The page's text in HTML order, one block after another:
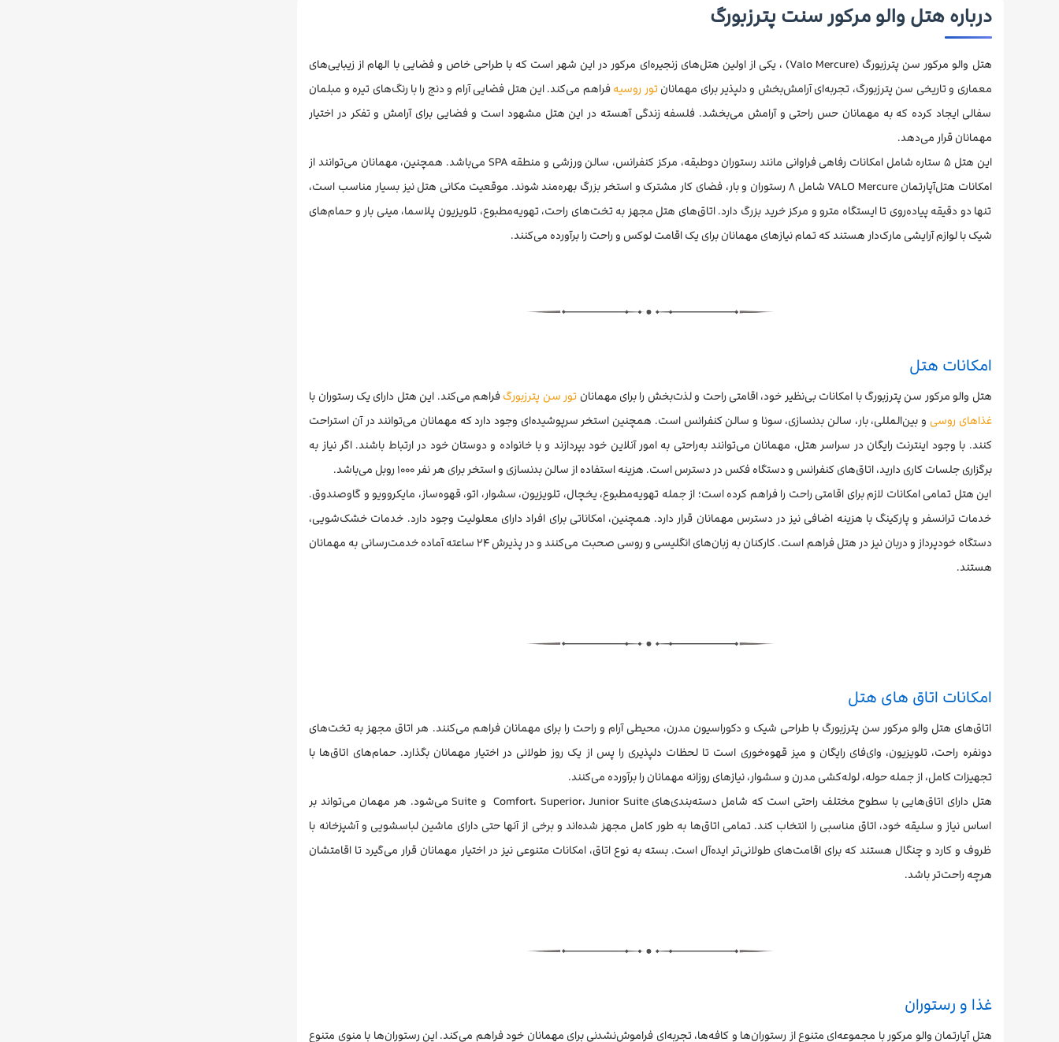
درباره هتل والو مرکور سنت پترزبورگ
هتل والو مرکور سن پترزبورگ (Valo Mercure) ، یکی از اولین هتل‌های زنجیره‌ای مرکور در این شهر است که با طراحی خاص و فضایی با الهام از زیبایی‌های
معماری و تاریخی سن پترزبورگ، تجربه‌ای آرامش‌بخش و دلپذیر برای مهمانان تور روسیهفراهم می‌کند. این هتل فضایی آرام و دنج را با رنگ‌های تیره و مبلمان
سفالی ایجاد کرده که به مهمانان حس راحتی و آرامش می‌بخشد. فلسفه زندگی آهسته در این هتل مشهود است و فضایی برای آرامش و تفکر در اختیار
مهمانان قرار می‌دهد.
این هتل ۵ ستاره شامل امکانات رفاهی فراوانی مانند رستوران دوطبقه، مرکز کنفرانس، سالن ورزشی و منطقه SPA می‌باشد. همچنین، مهمانان می‌توانند از
امکانات هتل‌آپارتمان VALO Mercure شامل ۸ رستوران و بار، فضای کار مشترک و استخر بزرگ بهره‌مند شوند. موقعیت مکانی هتل نیز بسیار مناسب است،
تنها دو دقیقه پیاده‌روی تا ایستگاه مترو و مرکز خرید بزرگ دارد. اتاق‌های هتل مجهز به تخت‌های راحت، تهویه‌مطبوع، تلویزیون پلاسما، مینی بار و حمام‌های
شیک با لوازم آرایشی مارک‌دار هستند که تمام نیازهای مهمانان برای یک اقامت لوکس و راحت را برآورده می‌کنند.
امکانات هتل
هتل والو مرکور سن پترزبورگ با امکانات بی‌نظیر خود، اقامتی راحت و لذت‌بخش را برای مهمانان تور سن پترزبورگفراهم می‌کند. این هتل دارای یک رستوران با
غذاهای روسی و بین‌المللی، بار، سالن بدنسازی، سونا و سالن کنفرانس است. همچنین استخر سرپوشیده‌ای وجود دارد که مهمانان می‌توانند در آن استراحت
کنند. با وجود اینترنت رایگان در سراسر هتل، مهمانان می‌توانند به‌راحتی به امور آنلاین خود بپردازند و با خانواده و دوستان خود در ارتباط باشند. اگر نیاز به
برگزاری جلسات کاری دارید، اتاق‌های کنفرانس و دستگاه فکس در دسترس است. هزینه استفاده از سالن بدنسازی و استخر برای هر نفر ۱۰۰۰ روبل می‌باشد.
این هتل تمامی امکانات لازم برای اقامتی راحت را فراهم کرده است؛ از جمله تهویه‌مطبوع، یخچال، تلویزیون، سشوار، اتو، قهوه‌ساز، مایکروویو و گاوصندوق.
خدمات ترانسفر و پارکینگ با هزینه اضافی نیز در دسترس مهمانان قرار دارد. همچنین، امکاناتی برای افراد دارای معلولیت وجود دارد. خدمات خشک‌شویی،
دستگاه خودپرداز و دربان نیز در هتل فراهم است. کارکنان به زبان‌های انگلیسی و روسی صحبت می‌کنند و در پذیرش ۲۴ ساعته آماده خدمت‌رسانی به مهمانان
هستند.
امکانات اتاق های هتل
اتاق‌های هتل والو مرکور سن پترزبورگ با طراحی شیک و دکوراسیون مدرن، محیطی آرام و راحت را برای مهمانان فراهم می‌کنند. هر اتاق مجهز به تخت‌های
دونفره راحت، تلویزیون، وای‌فای رایگان و میز قهوه‌خوری است تا لحظات دلپذیری را پس از یک روز طولانی در اختیار مهمانان بگذارد. حمام‌های اتاق‌ها با
تجهیزات کامل، از جمله حوله، لوله‌کشی مدرن و سشوار، نیازهای روزانه مهمانان را برآورده می‌کنند.
هتل دارای اتاق‌هایی با سطوح مختلف راحتی است که شامل دسته‌بندی‌های Comfort، Superior، Junior Suite و Suite می‌شود. هر مهمان می‌تواند بر
اساس نیاز و سلیقه خود، اتاق مناسبی را انتخاب کند. تمامی اتاق‌ها به طور کامل مجهز شده‌اند و برخی از آنها حتی دارای ماشین لباسشویی و آشپزخانه با
ظروف و کارد و چنگال هستند که برای اقامت‌های طولانی‌تر ایده‌آل است. بسته به نوع اتاق، امکانات متنوعی نیز در اختیار مهمانان قرار می‌گیرد تا اقامتشان
هرچه راحت‌تر باشد.
غذا و رستوران
هتل آپارتمان والو مرکور با مجموعه‌ای متنوع از رستوران‌ها و کافه‌ها، تجربه‌ای فراموش‌نشدنی برای مهمانان خود فراهم می‌کند. این رستوران‌ها با منوی متنوع